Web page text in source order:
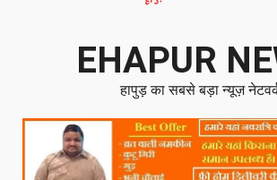
EHAPUR
हापुड़ का सबसे बड़ा न्यूज़